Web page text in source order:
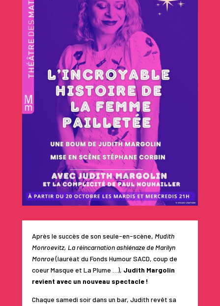
Après le succès de son seule-en-scène, Mudith
Monroevitz, La réincarnation ashlénaze de Marilyn
Monroe(lauréat du Fonds Humour SACD, coup de
coeur Masque et La Plume …), Judith Margolin
revient avec un nouveau spectacle !
Chaque samedi soir dans un bar, Judith revêt sa